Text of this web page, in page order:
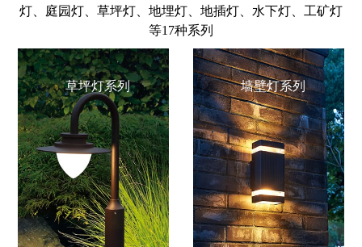
灯、庭园灯、草坪灯、地埋灯、地插灯、水下灯、工矿灯
等17种系列
草坪灯系列 墙壁灯系列